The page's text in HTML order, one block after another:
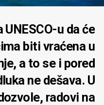
u da će
biti vraćena u
a to se i pored
ne dešava. U
radovi na